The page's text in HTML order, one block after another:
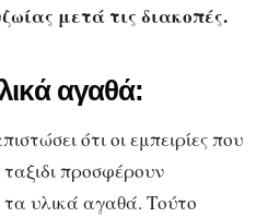
μετά τις διακοπές.
αγαθά:
ότι οι εμπειρίες που
προσφέρουν
υλικά αγαθά. Τούτο